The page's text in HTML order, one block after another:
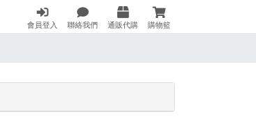
會員登入 聯絡我們 通販代購 購物籃